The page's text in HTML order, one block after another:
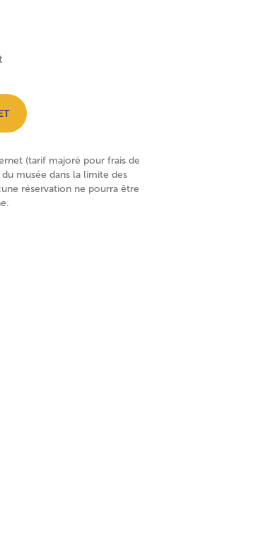
(tarif majoré pour frais de
musée dans la limite des
réservation ne pourra être